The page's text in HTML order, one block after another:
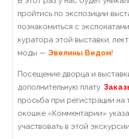
пройтись по экспозиции
познакомиться с
куратора этой выставки,
моды — Эвелины Ведом!
Посещение дворца и
дополнительную плату. З
просьба при регистрации на
окошке «Комментарии»
участвовать в этой